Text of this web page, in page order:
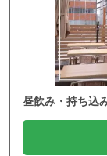
昼飲み・持ち込